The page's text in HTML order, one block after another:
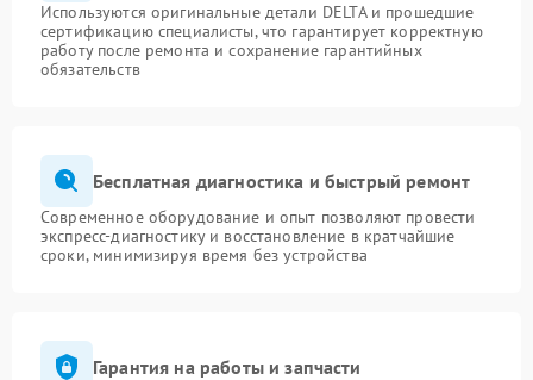
Используются оригинальные детали DELTA и прошедшие
сертификацию специалисты, что гарантирует корректную
работу после ремонта и сохранение гарантийных
обязательств
Бесплатная диагностика и быстрый ремонт
Современное оборудование и опыт позволяют провести
экспресс-диагностику и восстановление в кратчайшие
сроки, минимизируя время без устройства
Гарантия на работы и запчасти